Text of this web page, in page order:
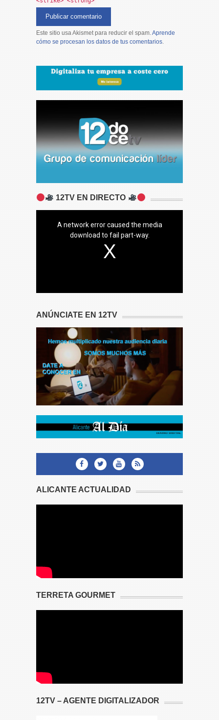
Este sitio usa Akismet para reducir el spam.Aprende
cómo se procesan los datos de tus comentarios.
12TV EN DIRECTO
A network error caused the media
download to fail part-way.
ANÚNCIATE EN 12TV
ALICANTE ACTUALIDAD
TERRETA GOURMET
12TV – AGENTE DIGITALIZADOR